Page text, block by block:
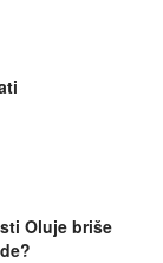
Oluje briše